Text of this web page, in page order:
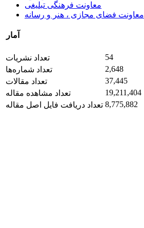
معاونت فرهنگی تبلیغی
معاونت فضای مجازی ، هنر و رسانه
آمار
تعداد نشریات
54
تعداد شماره‌ها
2,648
تعداد مقالات
37,445
تعداد مشاهده مقاله
19,211,404
تعداد دریافت فایل اصل مقاله 8,775,882